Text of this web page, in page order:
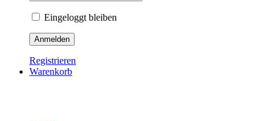
Eingeloggt bleiben
Registrieren
Warenkorb